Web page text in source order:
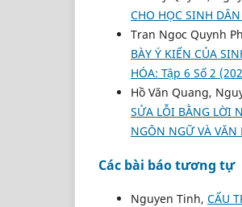
CHO HỌC SINH
Tran Ngoc Quynh
BÀY Ý KIẾN CỦA
HÓA: Tập 6 Số 2
Hồ Văn Quang,
SỬA LỖI BẰNG LỜI
NGÔN NGỮ VÀ
Các bài báo tương tự
Nguyen Tinh, CẤU